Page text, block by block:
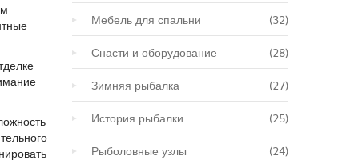
Мебель для спальни (32)
Снасти и оборудование (28)
Зимняя рыбалка (27)
История рыбалки (25)
Рыболовные узлы (24)